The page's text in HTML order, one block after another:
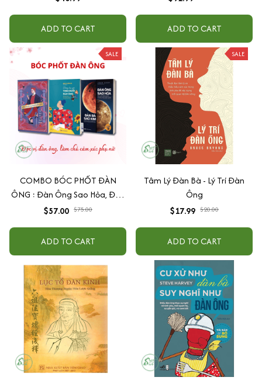
ADD TO CART
Ông Sao Hỏa - Đàn Bà Sao
Kim (Tìm Lại Tình Yêu) (Tái Bản
2019) + Tại Sao Đàn Ông
Thích Tình Dục Và Phụ Nữ Cần
Tình Yêu)
ADD TO CART
SALE
COMBO BÓC PHỐT ĐÀN
ÔNG : Đàn Ông Sao Hỏa, Đàn
Bà Sao Kim + Đừng Bao Giờ
Ông Bóc Phốt Đàn Ông
$57.00 $75.00
ADD TO CART
SALE
Tâm Lý Đàn Bà - Lý Trí Đàn
Ông
$17.99 $20.00
ADD TO CART